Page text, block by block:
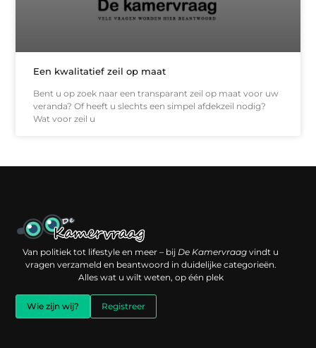
Een kwalitatief zeil op maat
Bent u op zoek naar een transparant zeil op maat voor uw
veranda? Of heeft u slechts een simpel afdekzeil nodig?
Wat voor zeil u
Van politiek tot lifestyle en meer – bijDe Kamervraag vindt u
vragen verzameld en beantwoord in duidelijke categorieën.
Alles wat u wilt weten, op één plek
Wie zijn wij? Registreer